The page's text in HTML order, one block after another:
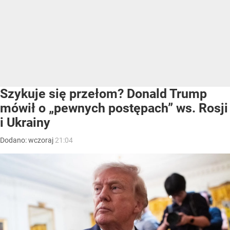
Szykuje się przełom? Donald Trump
mówił o „pewnych postępach” ws. Rosji
i Ukrainy
Dodano:wczoraj 21:04